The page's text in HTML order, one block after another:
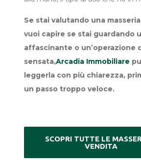
Se stai valutando una
vuoi capire se stai guardando
affascinante o un’operazione
sensata,Arcadia Immobiliare
leggerla con più chiarezza,
un passo troppo veloce.
SCOPRI TUTTE LE
VENDITA